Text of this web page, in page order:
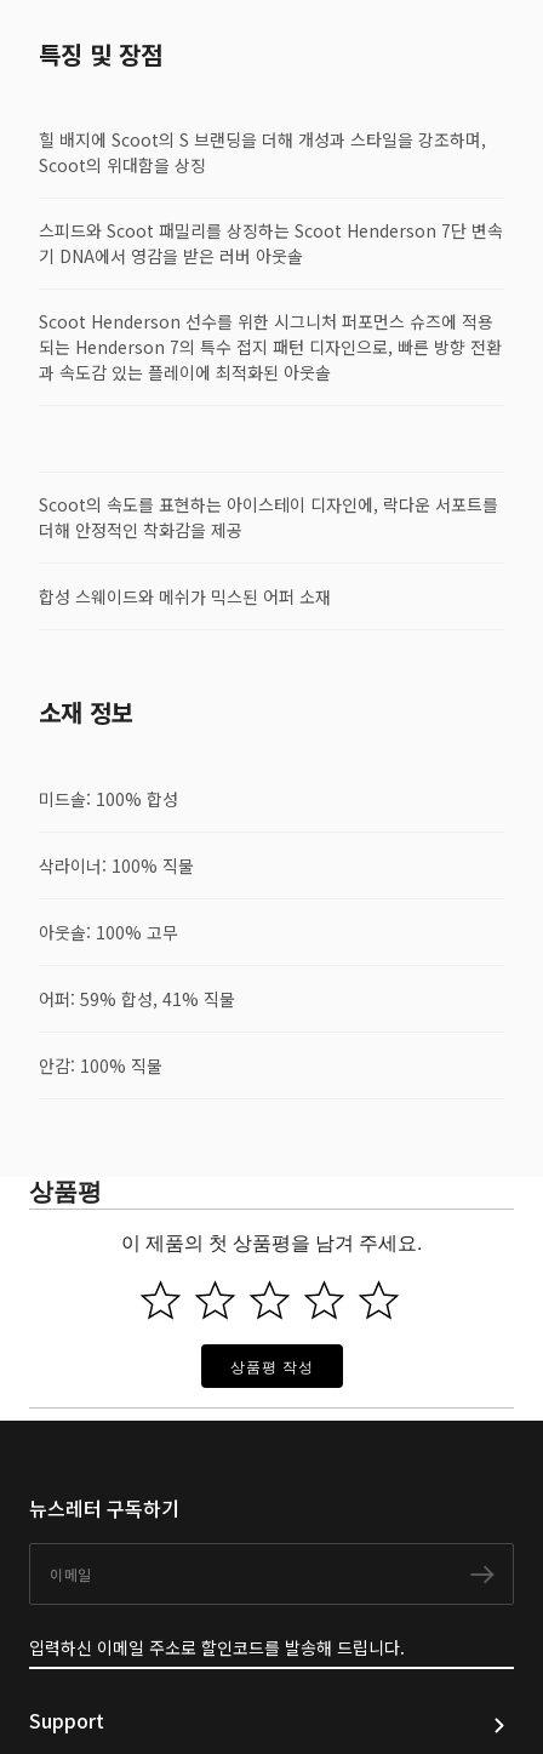
특징 및 장점
힐 배지에 Scoot의 S 브랜딩을 더해 개성과 스타일을 강조하며,
Scoot의 위대함을 상징
스피드와 Scoot 패밀리를 상징하는 Scoot Henderson 7단 변속
기 DNA에서 영감을 받은 러버 아웃솔
Scoot Henderson 선수를 위한 시그니처 퍼포먼스 슈즈에 적용
되는 Henderson 7의 특수 접지 패턴 디자인으로, 빠른 방향 전환
과 속도감 있는 플레이에 최적화된 아웃솔
Scoot의 속도를 표현하는 아이스테이 디자인에, 락다운 서포트를
더해 안정적인 착화감을 제공
합성 스웨이드와 메쉬가 믹스된 어퍼 소재
소재 정보
미드솔: 100% 합성
삭라이너: 100% 직물
아웃솔: 100% 고무
어퍼: 59% 합성, 41% 직물
안감: 100% 직물
상품평
이 제품의 첫 상품평을 남겨 주세요.
상품평 작성
뉴스레터 구독하기
구독
입력하신 이메일 주소로 할인코드를 발송해 드립니다.
Support